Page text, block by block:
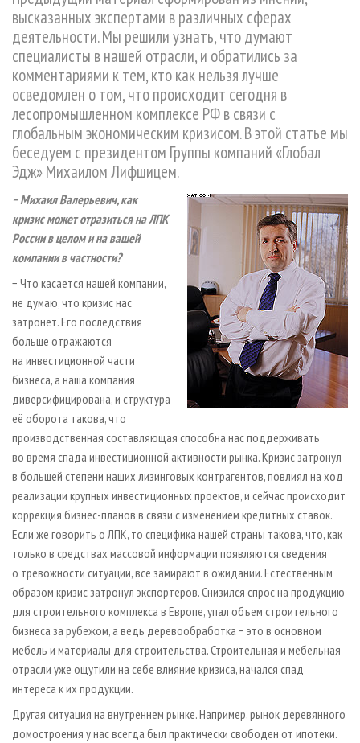
СУШКА ДРЕВЕСИНЫ
ПРОИЗВОДСТВО ДРЕВЕСНЫХ ПЛИТ
ДЕРЕВЯННОЕ ДОМОСТРОЕНИЕ
ПРОИЗВОДСТВО МЕБЕЛИ
БИОЭНЕРГЕТИКА
ЦБП
ИНСТРУМЕНТ И МАТЕРИАЛЫ
ПЕРСОНЫ
МОБИЛЬНЫЕ ВЫСТАВКИ
ОФИЦИАЛЬНЫЕ ДЕЛЕГАЦИИ
ПРИОРИТЕТНЫЕ ИНВЕСТПРОЕКТЫ
RUSSIAN FORESTRY REVIEW
ГАЗЕТА ЛЕСПРОМФОРУМ
БИБЛИОТЕКА СПЕЦИАЛИСТА
КОНТАКТЫ
РЕКЛАМА
РЕКЛАМА НА САЙТЕ
высказанных экспертами в различных сферах
деятельности. Мы решили узнать, что думают
специалисты в нашей отрасли, и обратились за
комментариями к тем, кто как нельзя лучше
осведомлен о том, что происходит сегодня в
лесопромышленном комплексе РФ в связи с
глобальным экономическим кризисом. В этой статье мы
беседуем с президентом Группы компаний «Глобал
Эдж» Михаилом Лифшицем.
− Михаил Валерьевич, как
кризис может отразиться на ЛПК
России в целом и на вашей
компании в частности?
− Что касается нашей компании,
не думаю, что кризис нас
затронет. Его последствия
больше отражаются
на инвестиционной части
бизнеса, а наша компания
диверсифицирована, и структура
её оборота такова, что
производственная составляющая способна нас поддерживать
во время спада инвестиционной активности рынка. Кризис затронул
в большей степени наших лизинговых контрагентов, повлиял на ход
реализации крупных инвестиционных проектов, и сейчас происходит
коррекция бизнес-планов в связи с изменением кредитных ставок.
Если же говорить о ЛПК, то специфика нашей страны такова, что, как
только в средствах массовой информации появляются сведения
о тревожности ситуации, все замирают в ожидании. Естественным
образом кризис затронул экспортеров. Снизился спрос на продукцию
для строительного комплекса в Европе, упал объем строительного
бизнеса за рубежом, а ведь деревообработка − это в основном
мебель и материалы для строительства. Строительная и мебельная
отрасли уже ощутили на себе влияние кризиса, начался спад
интереса к их продукции.
Другая ситуация на внутреннем рынке. Например, рынок деревянного
домостроения у нас всегда был практически свободен от ипотеки.